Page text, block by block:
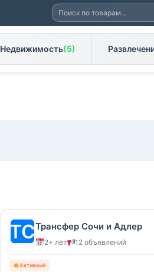
Искать:
Недвижимость(5)
Трансфер Сочи и Адлер
2+ лет 12 объявлений
Активный